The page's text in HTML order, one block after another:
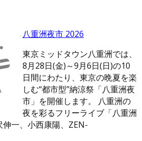
八重洲夜市 2026
東京ミッドタウン八重洲では、
8月28日(金)～9月6日(日)の10
日間にわたり、東京の晩夏を楽
しむ“都市型”納涼祭「八重洲夜
市」を開催します。 八重洲の
夜を彩るフリーライブ「八重洲
一、小西康陽、ZEN-